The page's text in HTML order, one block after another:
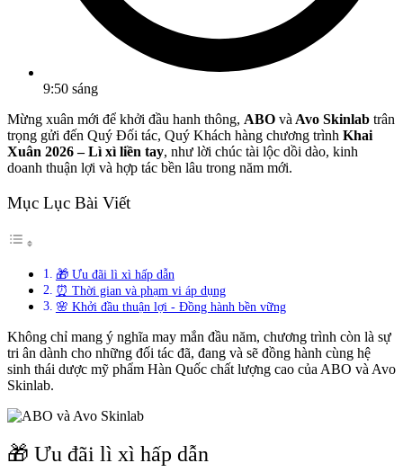
9:50 sáng
Mừng xuân mới để khởi đầu hanh thông, ABO và Avo Skinlab trân
trọng gửi đến Quý Đối tác, Quý Khách hàng chương trình Khai
Xuân 2026 – Lì xì liền tay, như lời chúc tài lộc dồi dào, kinh
doanh thuận lợi và hợp tác bền lâu trong năm mới.
Mục Lục Bài Viết
🎁 Ưu đãi lì xì hấp dẫn
⏰ Thời gian và phạm vi áp dụng
🌸 Khởi đầu thuận lợi - Đồng hành bền vững
Không chỉ mang ý nghĩa may mắn đầu năm, chương trình còn là sự
tri ân dành cho những đối tác đã, đang và sẽ đồng hành cùng hệ
sinh thái dược mỹ phẩm Hàn Quốc chất lượng cao của ABO và Avo
Skinlab.
🎁 Ưu đãi lì xì hấp dẫn